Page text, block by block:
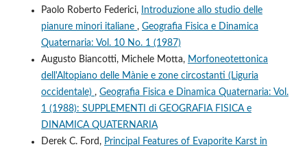
Paolo Roberto Federici,
Introduzione allo studio delle
pianure minori italiane , Geografia Fisica e Dinamica
Quaternaria: Vol. 10 No. 1 (1987)
Augusto Biancotti, Michele Motta, Morfoneotettonica
dell'Altopiano delle Mànie e zone circostanti (Liguria
occidentale) , Geografia Fisica e Dinamica Quaternaria: Vol.
1 (1988): SUPPLEMENTI di GEOGRAFIA FISICA e
DINAMICA QUATERNARIA
Derek C. Ford, Principal Features of Evaporite Karst in